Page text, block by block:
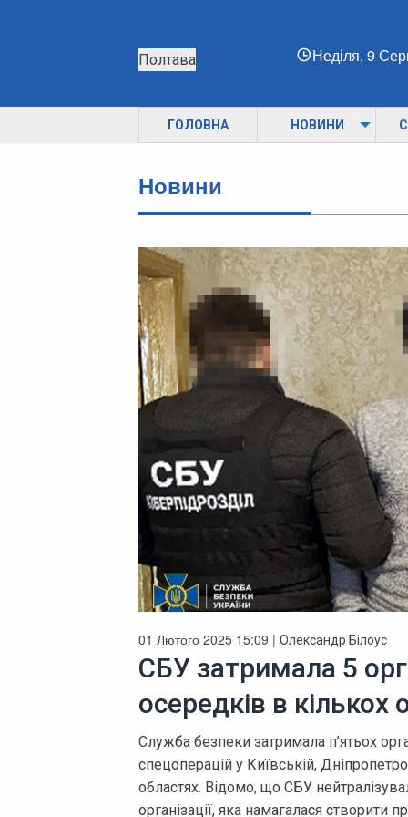
Полтава Неділя, 9
ГОЛОВНА НОВИНИ
Новини
01 Лютого 2025 15:09 | Олександр Білоус
СБУ затримала 5
осередків в кількох
Служба безпеки затримала п’ятьох
спецоперацій у Київській,
областях. Відомо, що СБУ
організації, яка намагалася створити